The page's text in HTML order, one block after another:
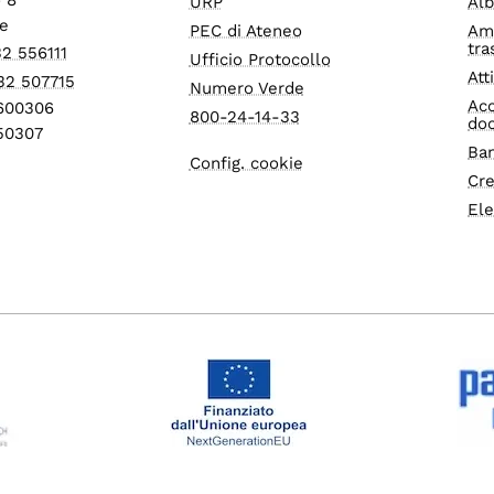
556111
507715
PEC di Ateneo
Ufficio Protocollo
Numero Verde
800-24-14-33
Config. cookie